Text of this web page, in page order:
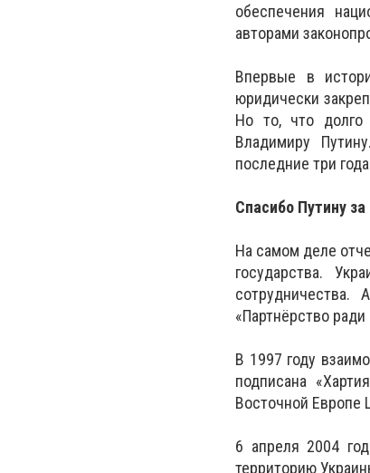
обеспечения
авторами
Впервые в
юридически
Но то, что долго
Владимиру
последние три
Спасибо Путину
На самом деле
государства.
«Партнёрство ради
В 1997 году
подписана
Восточной Европе
6 апреля 2004
территорию